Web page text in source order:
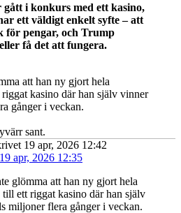
i konkurs med ett kasino,
ett väldigt enkelt syfte – att
för pengar, och Trump
få det att fungera.
att han ny gjort hela
kasino där han själv vinner
gånger i veckan.
sant.
19 apr, 2026 12:42
apr, 2026 12:35
glömma att han ny gjort hela
ett riggat kasino där han själv
miljoner flera gånger i veckan.